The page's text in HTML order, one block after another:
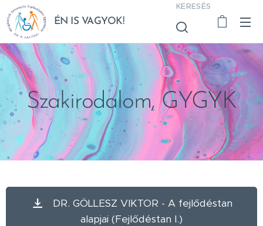
ÉN IS VAGYOK!
KERESÉS
Szakirodalom, GYGYK
DR. GÖLLESZ VIKTOR - A fejlődéstan
alapjai (Fejlődéstan I.)